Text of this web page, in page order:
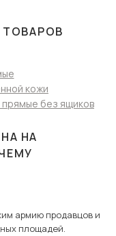
кожи
прямые без ящиков
НА
армию продавцов и
площадей.